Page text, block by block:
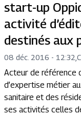
start-up
activité
destinés aux
08 déc. 2016 - 12:32
Acteur de référence
d’expertise métier
sanitaire et des
ses activités celles